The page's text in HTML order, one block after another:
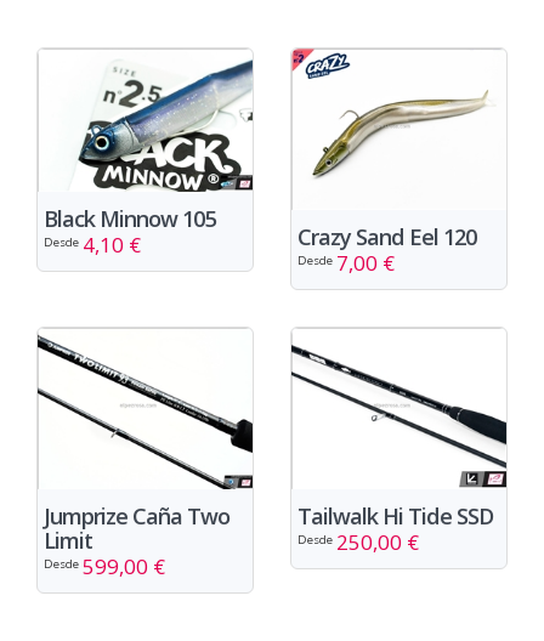
Black Minnow 105
Desde 4,10 € Crazy Sand Eel 120
Desde 7,00 €
Jumprize Caña Two
Limit
Desde 599,00 €
Tailwalk Hi Tide SSD
Desde 250,00 €